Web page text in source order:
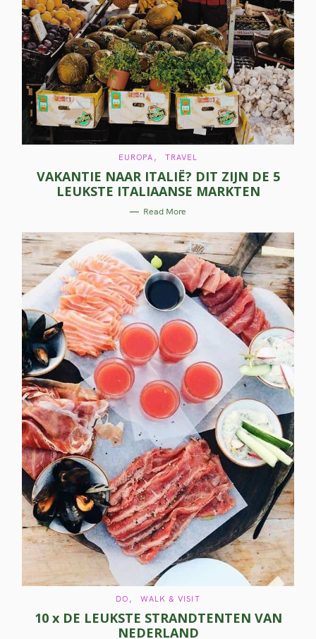
T
E
G
O
R
I
S
EUROPA TRAVEL
VAKANTIE NAAR ITALIË? DIT ZIJN DE 5
LEUKSTE ITALIAANSE MARKTEN
Read More
C
T
E
G
DO WALK & VISIT
10 x DE LEUKSTE STRANDTENTEN VAN
NEDERLAND
S
e
a
r
c
h
f
o
r
: